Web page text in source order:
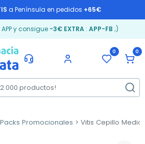
a Península en pedidos +65€
y consigue -3€ EXTRA: APP-FB ;)
0 0
Packs Promocionales Vitis Cepillo Medio